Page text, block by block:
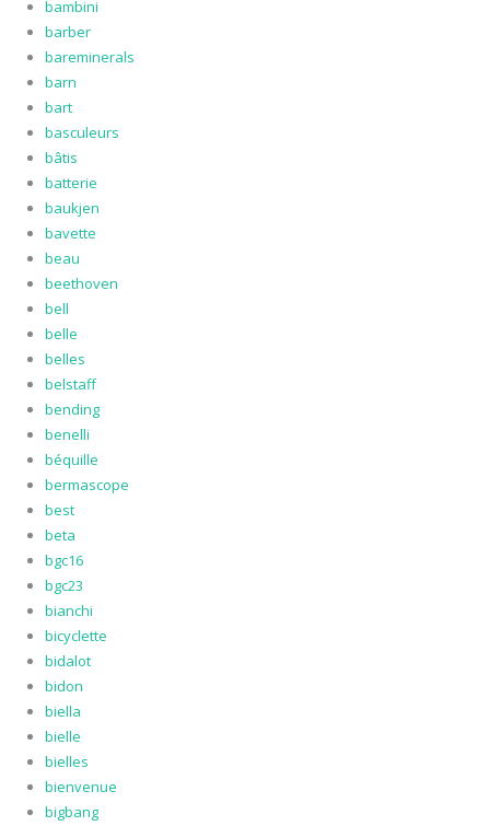
bambini
barber
bareminerals
barn
bart
basculeurs
bâtis
batterie
baukjen
bavette
beau
beethoven
bell
belle
belles
belstaff
bending
benelli
béquille
bermascope
best
beta
bgc16
bgc23
bianchi
bicyclette
bidalot
bidon
biella
bielle
bielles
bienvenue
bigbang